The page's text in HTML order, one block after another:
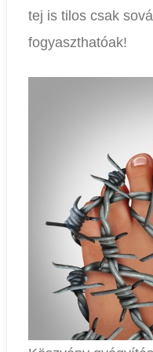
tej is tilos csak
fogyaszthatóak!